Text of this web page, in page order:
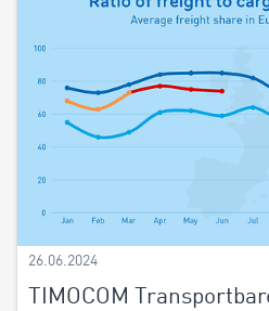
26.06.2024
TIMOCOM